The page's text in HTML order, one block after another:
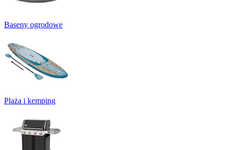
Baseny ogrodowe
Plaża i kemping